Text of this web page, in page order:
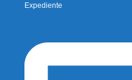
Expediente